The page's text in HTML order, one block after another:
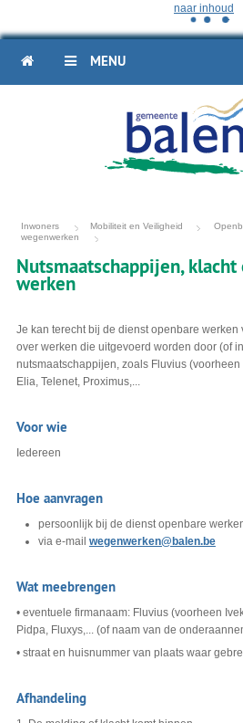
naar inhoud
HOME MENU
Inwoners Mobiliteit en Veiligheid
wegenwerken
Nutsmaatschappijen,
werken
Je kan terecht bij de dienst openbare werken
over werken die uitgevoerd worden door (of
nutsmaatschappijen, zoals Fluvius
Elia, Telenet, Proximus,...
Voor wie
Iedereen
Hoe aanvragen
persoonlijk bij de dienst openbare
via e-mail wegenwerken@balen.be
Wat meebrengen
• eventuele firmanaam: Fluvius (voorheen
Pidpa, Fluxys,... (of naam van de
• straat en huisnummer van plaats waar
Afhandeling